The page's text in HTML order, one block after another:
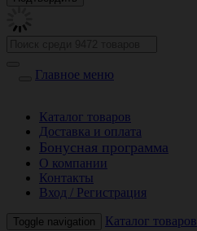
Главное меню
Каталог товаров
Доставка и оплата
Бонусная программа
О компании
Контакты
Вход / Регистрация
Toggle navigation Каталог товаров